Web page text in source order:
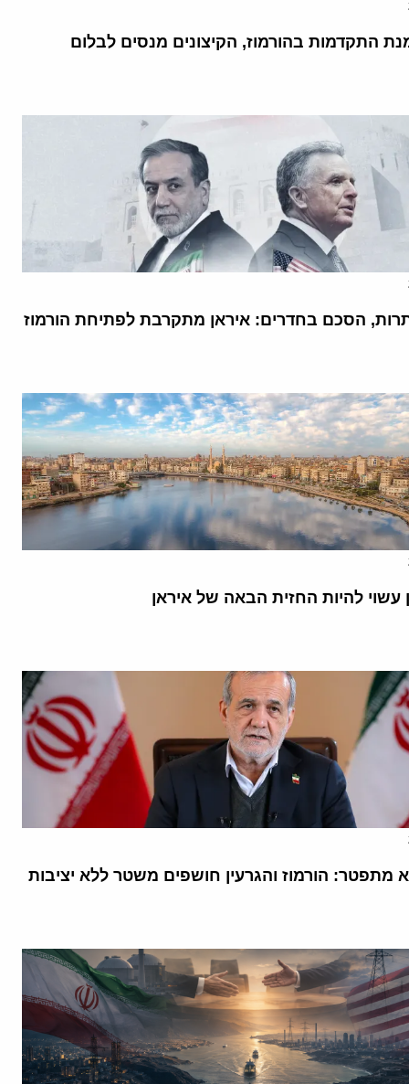
התקדמות בהורמוז, הקיצונים מנסים לבלום
הסכם בחדרים: איראן מתקרבת לפתיחת הורמוז
עשוי להיות החזית הבאה של איראן
מתפטר: הורמוז והגרעין חושפים משטר ללא יציבות